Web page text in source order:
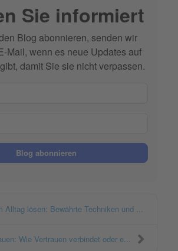
Sie informiert
Blog abonnieren, senden wir
Mail, wenn es neue Updates auf
damit Sie sie nicht verpassen.
Blog abonnieren
Alltag lösen: Bewährte Techniken und ...
Wie Vertrauen verbindet oder e...